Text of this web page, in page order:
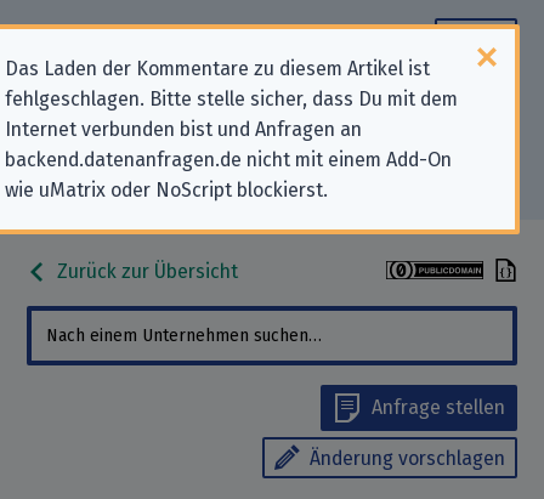
Das Laden der Kommentare zu diesem Artikel ist
fehlgeschlagen. Bitte stelle sicher, dass Du mit dem
Internet verbunden bist und Anfragen an
backend.datenanfragen.de nicht mit einem Add-On
wie uMatrix oder NoScript blockierst.
Datenschutz-Kontaktdaten für
„Forteil GmbH“
Zurück zur Übersicht
Anfrage stellen
Änderung vorschlagen